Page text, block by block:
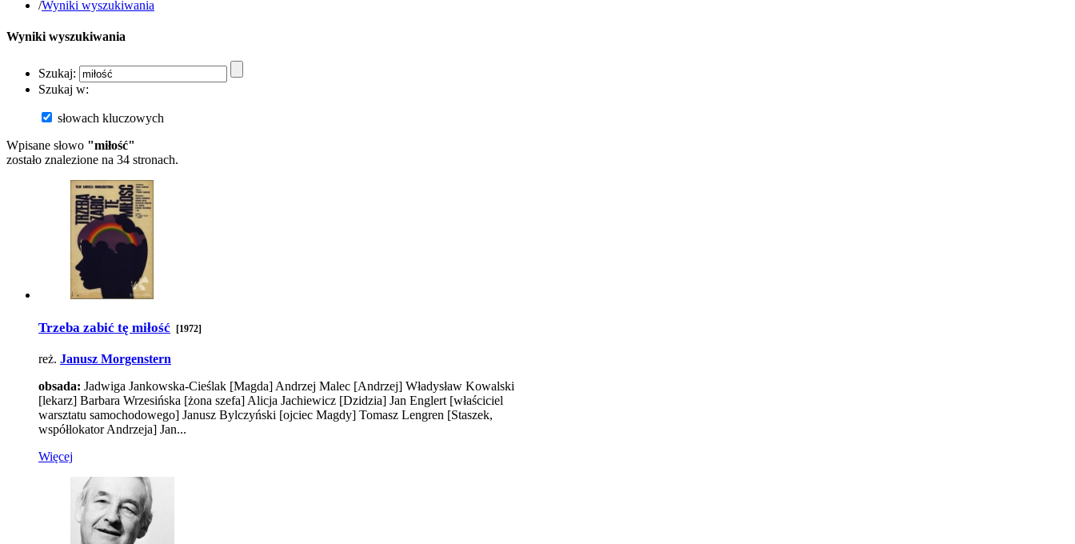
/Wyniki wyszukiwania
Wyniki wyszukiwania
Szukaj:
Szukaj w:
słowach kluczowych
Wpisane słowo "miłość"
zostało znalezione na 34 stronach.
Trzeba zabić tę miłość [1972]
reż. Janusz Morgenstern
obsada: Jadwiga Jankowska-Cieślak [Magda] Andrzej Malec [Andrzej] Władysław Kowalski
[lekarz] Barbara Wrzesińska [żona szefa] Alicja Jachiewicz [Dzidzia] Jan Englert [właściciel
warsztatu samochodowego] Janusz Bylczyński [ojciec Magdy] Tomasz Lengren [Staszek,
współlokator Andrzeja] Jan...
Więcej